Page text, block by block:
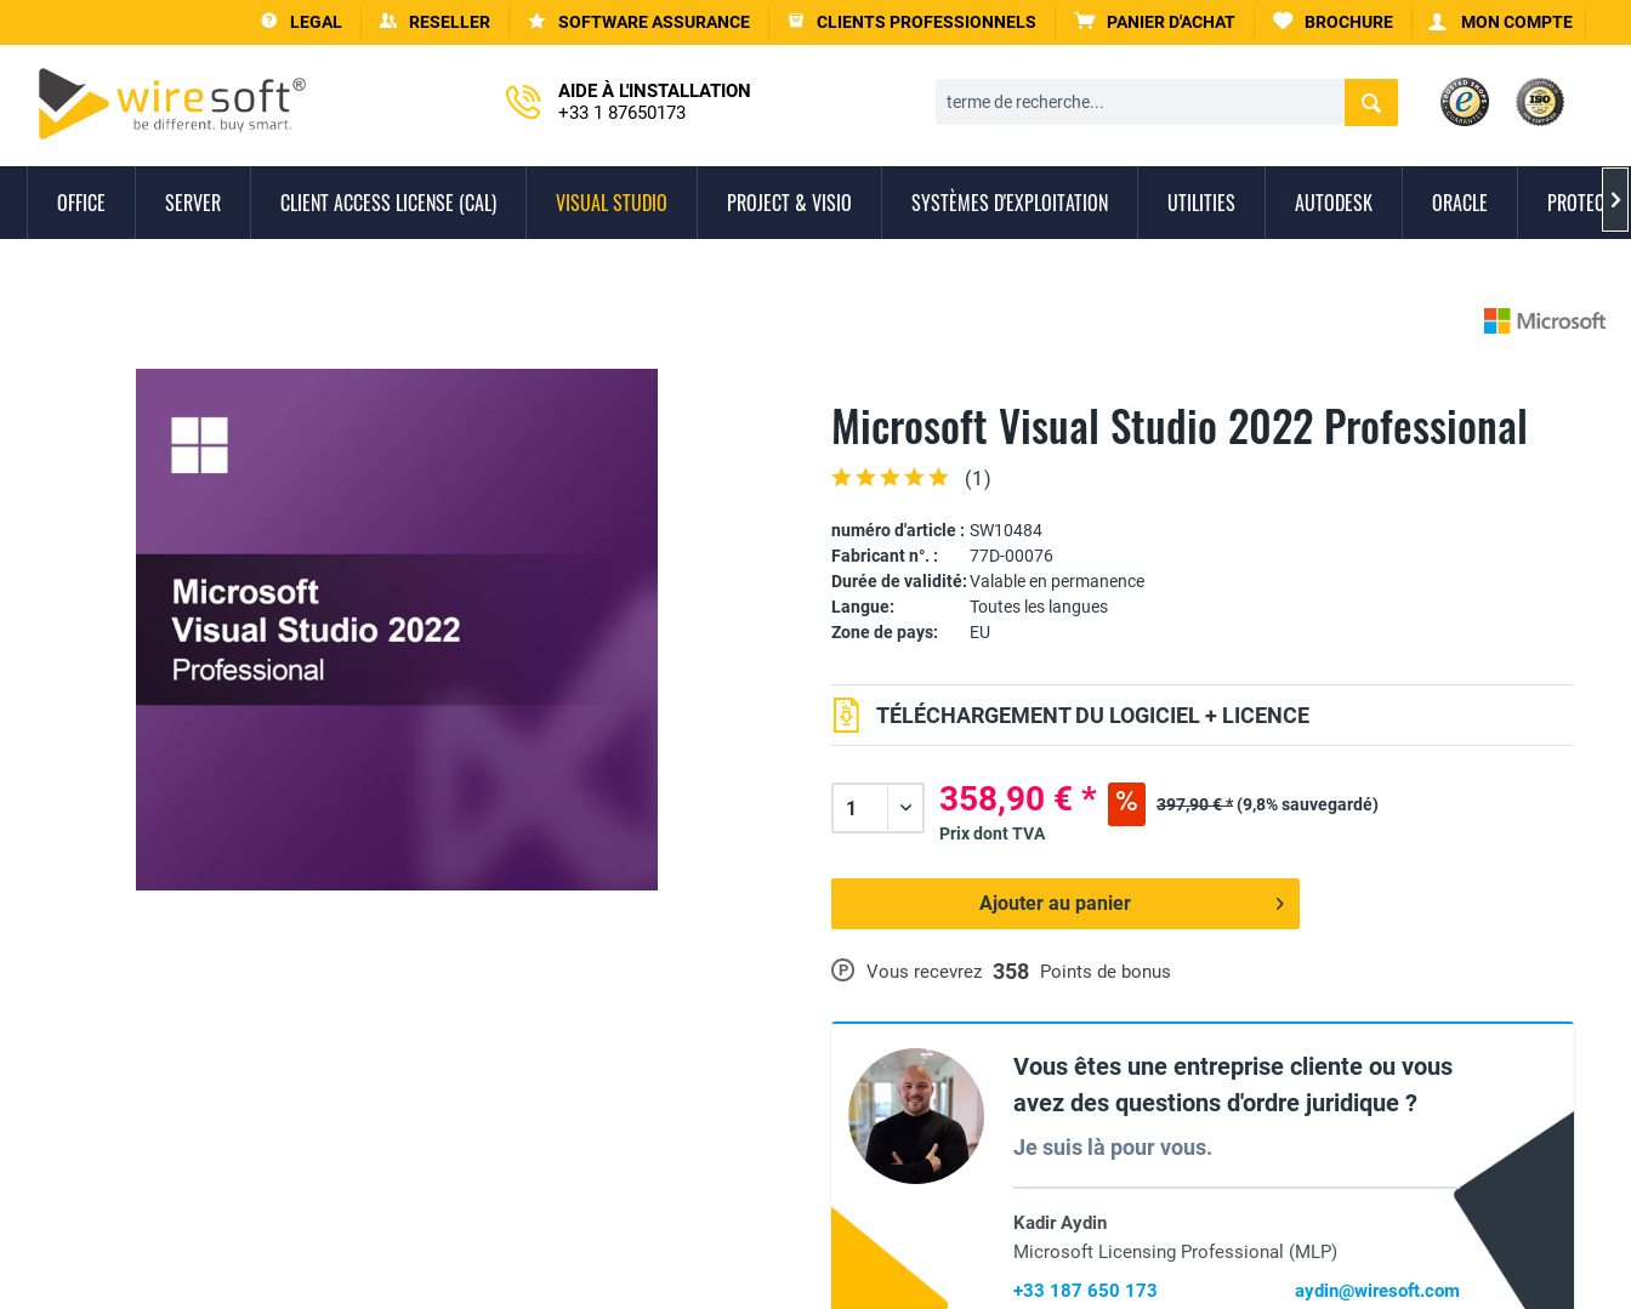
LEGAL RESELLER SOFTWARE ASSURANCE CLIENTS PROFESSIONNELS PANIER D'ACHAT BROCHURE MON COMPTE
AIDE À L'INSTALLATION
+33 1 87650173
OFFICE SERVER CLIENT ACCESS LICENSE (CAL) VISUAL STUDIO PROJECT & VISIO SYSTÈMES D'EXPLOITATION UTILITIES AUTODESK ORACLE 
Microsoft Visual Studio 2022 Professional
(1)
numéro d'article : SW10484
Fabricant n°. :
77D-00076
Durée de validité:Valable en permanence
Langue:
Toutes les langues
Zone de pays:
EU
P Vous recevrez 358 Points de bonus
TÉLÉCHARGEMENT DU LOGICIEL + LICENCE
358,90 € * 397,90 € *(9,8% sauvegardé)
Prix dont TVA
Ajouter au panier
Vous êtes une entreprise cliente ou vous
avez des questions d'ordre juridique ?
Je suis là pour vous.
Kadir Aydin
Microsoft Licensing Professional (MLP)
+33 187 650 173
aydin@wiresoft.com